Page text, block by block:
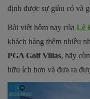
định được sự giàu có và
Bài viết hôm nay của Lê
khách hàng thêm nhiều
PGA Golf Villas, hãy
hữu ích hơn và đưa ra